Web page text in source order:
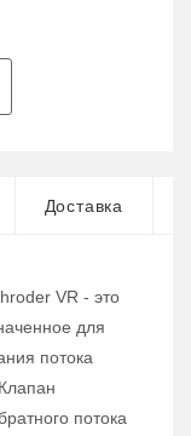
Доставка
VR - это
для
потока
потока